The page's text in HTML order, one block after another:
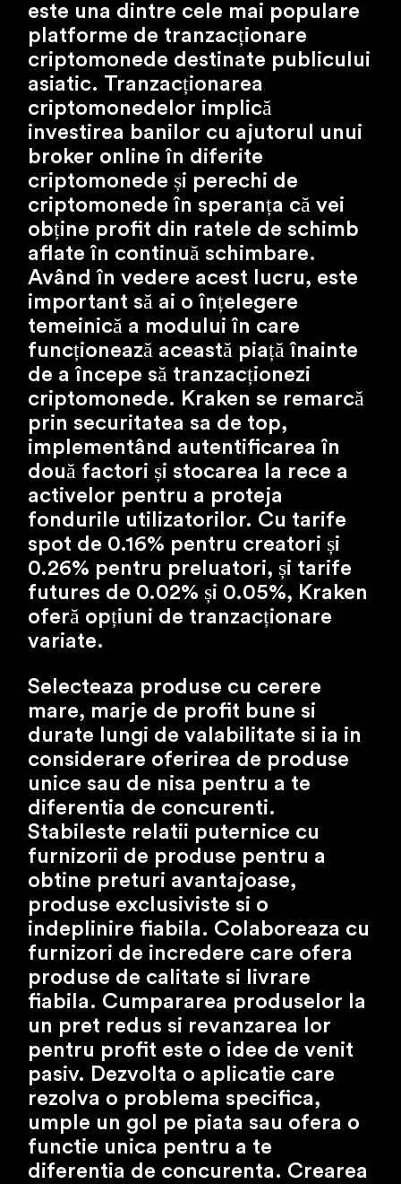
este una dintre cele mai populare
platforme de tranzacționare
criptomonede destinate publicului
asiatic. Tranzacționarea
criptomonedelor implică
investirea banilor cu ajutorul unui
broker online în diferite
criptomonede și perechi de
criptomonede în speranța că vei
obține profit din ratele de schimb
aflate în continuă schimbare.
Având în vedere acest lucru, este
important să ai o înțelegere
temeinică a modului în care
funcționează această piață înainte
de a începe să tranzacționezi
criptomonede. Kraken se remarcă
prin securitatea sa de top,
implementând autentificarea în
două factori și stocarea la rece a
activelor pentru a proteja
fondurile utilizatorilor. Cu tarife
spot de 0.16% pentru creatori și
0.26% pentru preluatori, și tarife
futures de 0.02% și 0.05%, Kraken
oferă opțiuni de tranzacționare
variate.
Selecteaza produse cu cerere
mare, marje de profit bune si
durate lungi de valabilitate si ia in
considerare oferirea de produse
unice sau de nisa pentru a te
diferentia de concurenti.
Stabileste relatii puternice cu
furnizorii de produse pentru a
obtine preturi avantajoase,
produse exclusiviste si o
indeplinire fiabila. Colaboreaza cu
furnizori de incredere care ofera
produse de calitate si livrare
fiabila. Cumpararea produselor la
un pret redus si revanzarea lor
pentru profit este o idee de venit
pasiv. Dezvolta o aplicatie care
rezolva o problema specifica,
umple un gol pe piata sau ofera o
functie unica pentru a te
diferentia de concurenta. Crearea